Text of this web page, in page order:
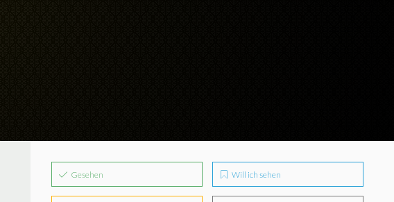
Gesehen Will ich sehen